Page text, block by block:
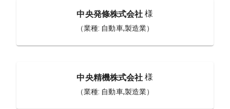
中央発條株式会社 様
（業種: 自動車,製造業）
中央精機株式会社 様
（業種: 自動車,製造業）